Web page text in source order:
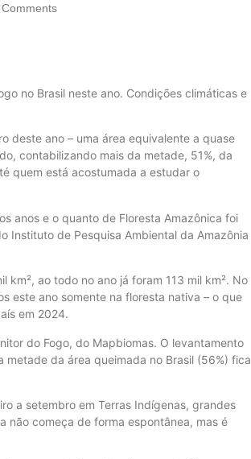
Comments
no Brasil neste ano. Condições climáticas e
deste ano – uma área equivalente a quase
contabilizando mais da metade, 51%, da
quem está acostumada a estudar o
anos e o quanto de Floresta Amazônica foi
Instituto de Pesquisa Ambiental da Amazônia
km², ao todo no ano já foram 113 mil km². No
este ano somente na floresta nativa – o que
em 2024.
do Fogo, do Mapbiomas. O levantamento
da área queimada no Brasil (56%) fica
a setembro em Terras Indígenas, grandes
não começa de forma espontânea, mas é